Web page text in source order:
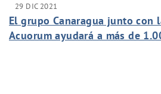
29 DIC 2021
El grupo Canaragua junto con
Acuorum ayudará a más de